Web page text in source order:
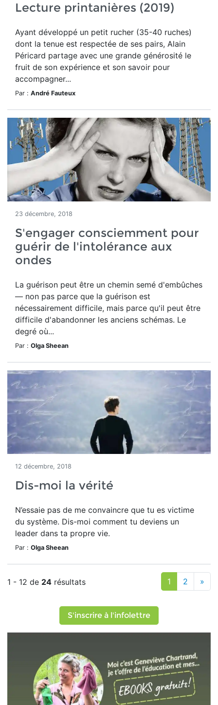
Lecture printanières (2019)
Ayant développé un petit rucher (35-40 ruches)
dont la tenue est respectée de ses pairs, Alain
Péricard partage avec une grande générosité le
fruit de son expérience et son savoir pour
accompagner...
Par : André Fauteux
23 décembre, 2018
S'engager consciemment pour
guérir de l'intolérance aux
ondes
La guérison peut être un chemin semé d'embûches
— non pas parce que la guérison est
nécessairement difficile, mais parce qu'il peut être
difficile d'abandonner les anciens schémas. Le
degré où...
Par : Olga Sheean
12 décembre, 2018
Dis-moi la vérité
N’essaie pas de me convaincre que tu es victime
du système. Dis-moi comment tu deviens un
leader dans ta propre vie.
Par : Olga Sheean
1 - 12 de 24 résultats 1 2 »
S'inscrire à l'infolettre